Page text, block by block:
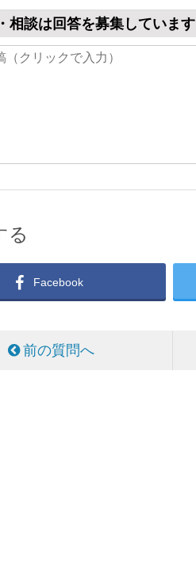
相談は回答を募集しています
る
Facebook
前の質問へ